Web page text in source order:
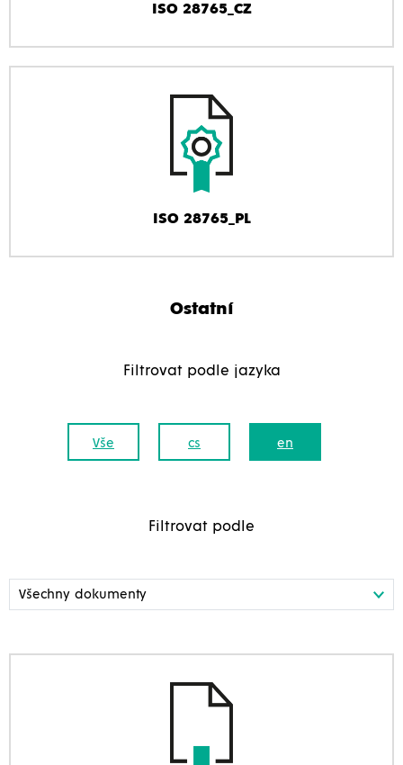
ISO 28765_CZ
ISO 28765_PL
Ostatní
Filtrovat podle jazyka
Vše cs en
Filtrovat podle